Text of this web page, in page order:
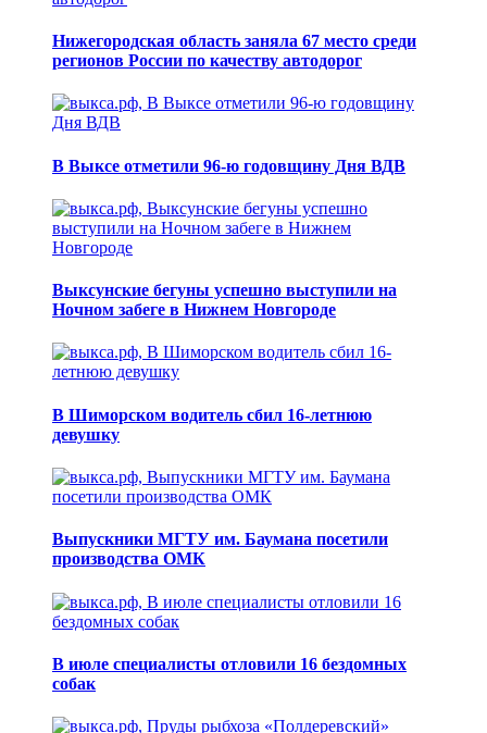
Нижегородская область заняла 67 место среди
регионов России по качеству автодорог
В Выксе отметили 96-ю годовщину Дня ВДВ
Выксунские бегуны успешно выступили на
Ночном забеге в Нижнем Новгороде
В Шиморском водитель сбил 16-летнюю
девушку
Выпускники МГТУ им. Баумана посетили
производства ОМК
В июле специалисты отловили 16 бездомных
собак